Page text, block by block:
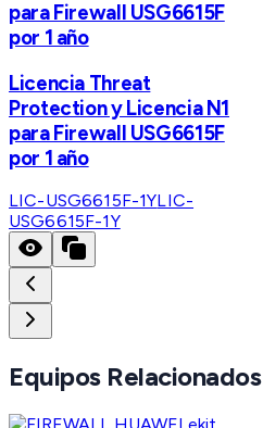
para Firewall USG6615F
por 1 año
Licencia Threat
Protection y Licencia N1
para Firewall USG6615F
por 1 año
LIC-USG6615F-1YLIC-
USG6615F-1Y
Equipos Relacionados